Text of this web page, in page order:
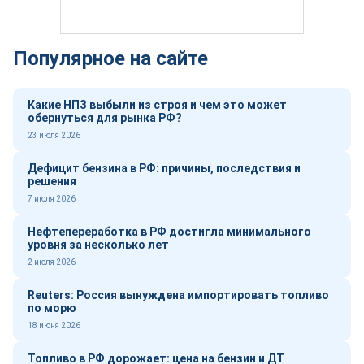
Популярное на сайте
Какие НПЗ выбыли из строя и чем это может
обернуться для рынка РФ?
23 июля 2026
Дефицит бензина в РФ: причины, последствия и
решения
7 июля 2026
Нефтепереработка в РФ достигла минимального
уровня за несколько лет
2 июля 2026
Reuters: Россия вынуждена импортировать топливо
по морю
18 июня 2026
Топливо в РФ дорожает: цена на бензин и ДТ